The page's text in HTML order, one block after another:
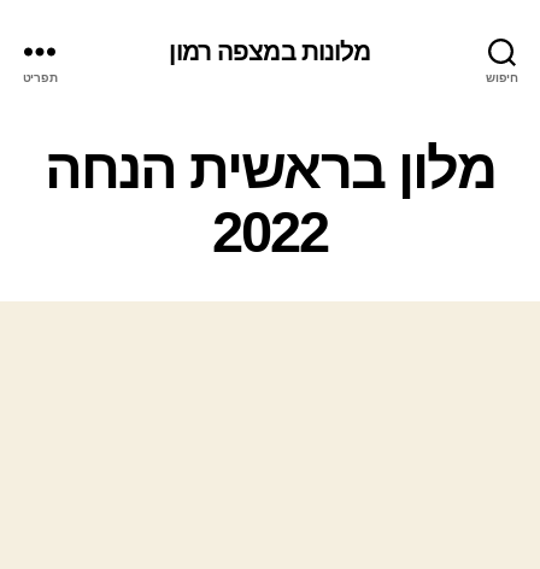
חיפוש
מלונות במצפה רמון
תפריט
ק
ט
ו
ר
ו
מלון בראשית הנחה
2022